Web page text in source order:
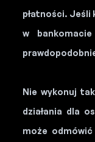
płatności. Jeśli
w
Nie wykonuj
działania dla
może